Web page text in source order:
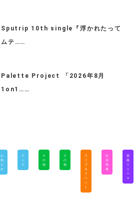
Sputrip 10th single『浮かれたって
ムテ……
Palette Project 「2026年8月
1on1……
お
知
ら
せ
グ
ッ
ズ
そ
の
他
そ
の
他
ラ
イ
ブ
＆
イ
ベ
ン
ト
出
演
情
報
楽
曲
リ
リ
ー
ス